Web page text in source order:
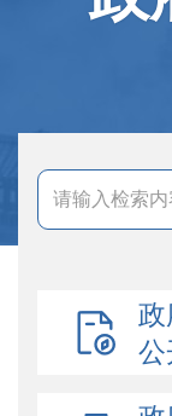
政
公